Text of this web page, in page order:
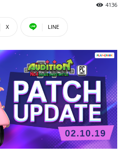
4136
X LINE